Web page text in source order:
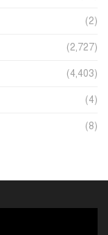
(2)
(2,727)
(4,403)
(4)
(8)